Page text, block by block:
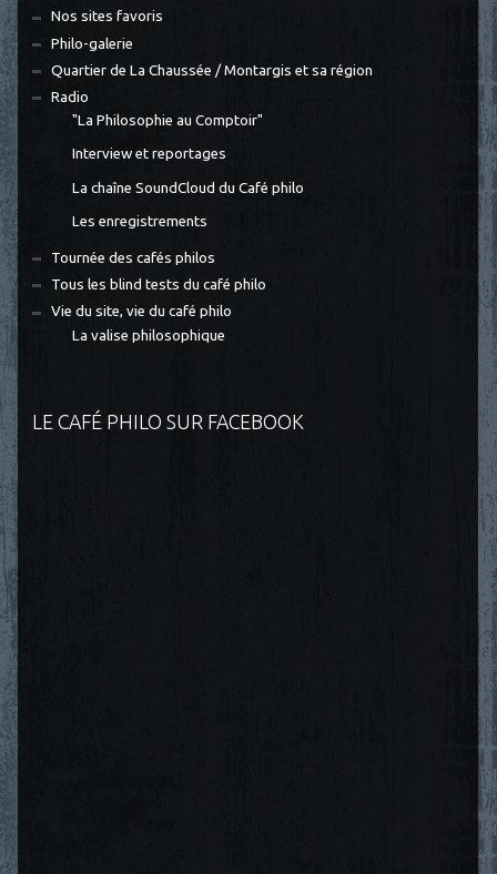
Nos sites favoris
Philo-galerie
Quartier de La Chaussée / Montargis et sa région
Radio
"La Philosophie au Comptoir"
Interview et reportages
La chaîne SoundCloud du Café philo
Les enregistrements
Tournée des cafés philos
Tous les blind tests du café philo
Vie du site, vie du café philo
La valise philosophique
LE CAFÉ PHILO SUR FACEBOOK